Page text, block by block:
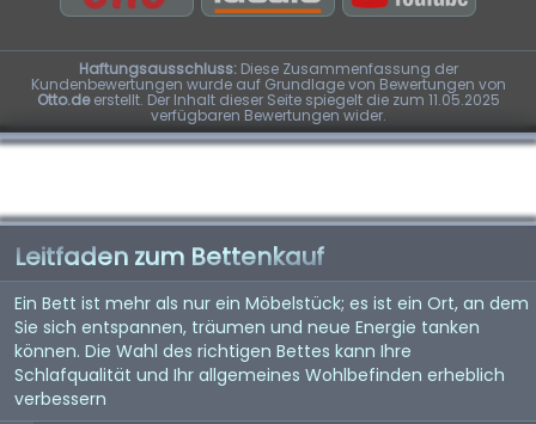
Haftungsausschluss:Diese Zusammenfassung der
Kundenbewertungen wurde auf Grundlage von Bewertungen von
Otto.deerstellt. Der Inhalt dieser Seite spiegelt die zum 11.05.2025
verfügbaren Bewertungen wider.
Leitfaden zum Bettenkauf
Ein Bett ist mehr als nur ein Möbelstück; es ist ein Ort, an dem
Sie sich entspannen, träumen und neue Energie tanken
können. Die Wahl des richtigen Bettes kann Ihre
Schlafqualität und Ihr allgemeines Wohlbefinden erheblich
verbessern